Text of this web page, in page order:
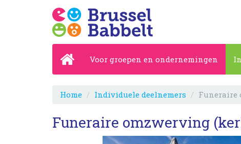
Voor groepen en ondernemingen
Home Individuele deelnemers Funeraire
Funeraire omzwerving